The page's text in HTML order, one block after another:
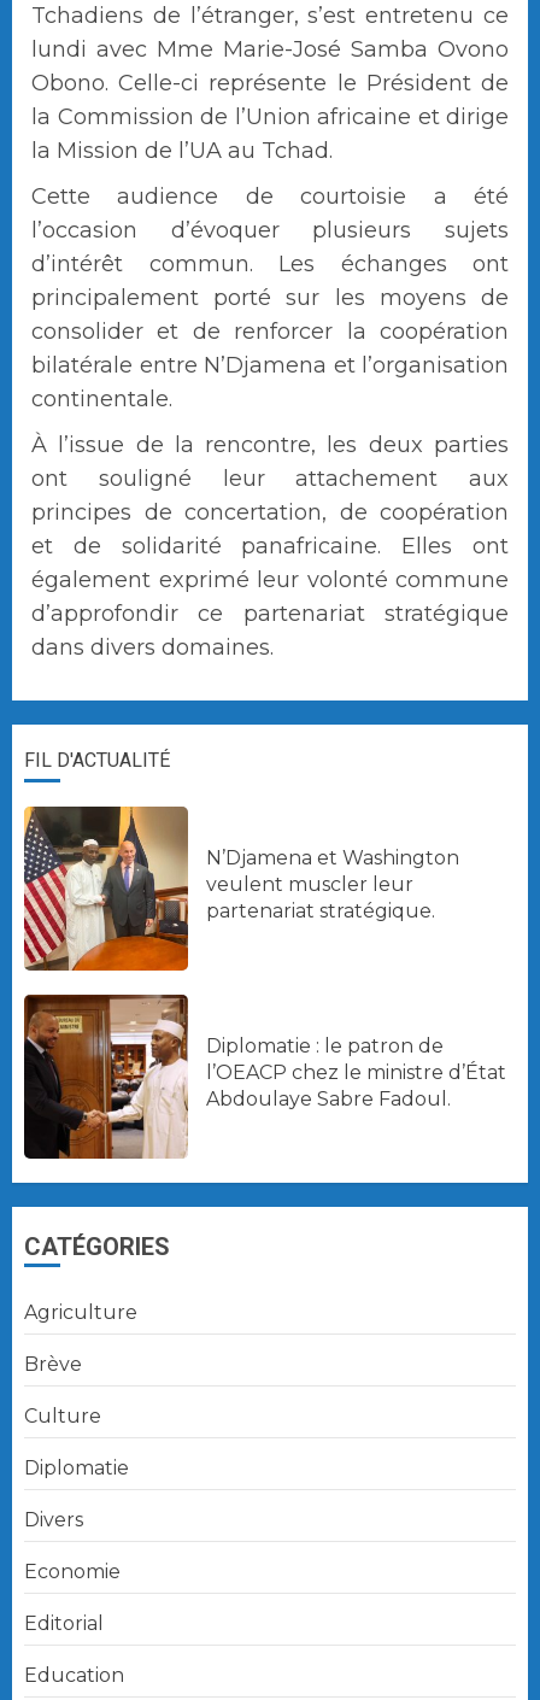
Tchadiens de l’étranger, s’est entretenu ce
lundi avec Mme Marie-José Samba Ovono
Obono. Celle-ci représente le Président de
la Commission de l’Union africaine et dirige
la Mission de l’UA au Tchad.
Cette audience de courtoisie a été
l’occasion d’évoquer plusieurs sujets
d’intérêt commun. Les échanges ont
principalement porté sur les moyens de
consolider et de renforcer la coopération
bilatérale entre N’Djamena et l’organisation
continentale.
À l’issue de la rencontre, les deux parties
ont souligné leur attachement aux
principes de concertation, de coopération
et de solidarité panafricaine. Elles ont
également exprimé leur volonté commune
d’approfondir ce partenariat stratégique
dans divers domaines.
FIL D'ACTUALITÉ
N’Djamena et Washington
veulent muscler leur
partenariat stratégique.
Diplomatie : le patron de
l’OEACP chez le ministre d’État
Abdoulaye Sabre Fadoul.
CATÉGORIES
Agriculture
Brève
Culture
Diplomatie
Divers
Economie
Editorial
Education